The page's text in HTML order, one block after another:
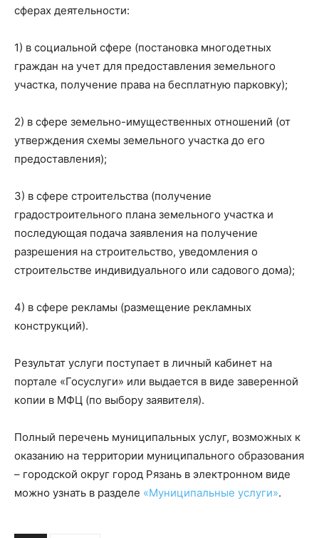
сферах деятельности:
1) в социальной сфере (постановка многодетных
граждан на учет для предоставления земельного
участка, получение права на бесплатную парковку);
2) в сфере земельно-имущественных отношений (от
утверждения схемы земельного участка до его
предоставления);
3) в сфере строительства (получение
градостроительного плана земельного участка и
последующая подача заявления на получение
разрешения на строительство, уведомления о
строительстве индивидуального или садового дома);
4) в сфере рекламы (размещение рекламных
конструкций).
Результат услуги поступает в личный кабинет на
портале «Госуслуги» или выдается в виде заверенной
копии в МФЦ (по выбору заявителя).
Полный перечень муниципальных услуг, возможных к
оказанию на территории муниципального образования
– городской округ город Рязань в электронном виде
можно узнать в разделе «Муниципальные услуги».